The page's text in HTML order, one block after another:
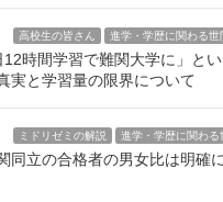
高校生の皆さん 進学・学歴に関わる世
時間学習で難関大学に」と
実と学習量の限界について
ミドリゼミの解説 進学・学歴に関わる
同立の合格者の男女比は明確